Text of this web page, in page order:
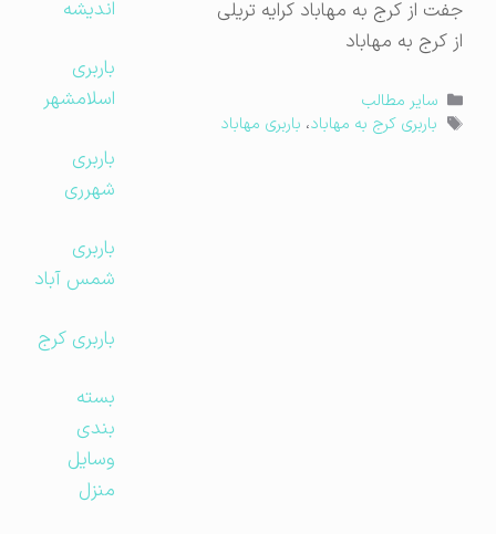
جفت از کرج به مهاباد کرایه تریلی
از کرج به مهاباد
دسته‌ها
سایر مطالب
برچسب‌ها
باربری کرج به مهاباد،باربری مهاباد
اندیشه
باربری
اسلامشهر
باربری
شهرری
باربری
شمس آباد
باربری کرج
بسته
بندی
وسایل
منزل